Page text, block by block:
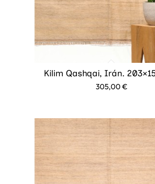
Kilim Qashqai, Irán.
305,00€